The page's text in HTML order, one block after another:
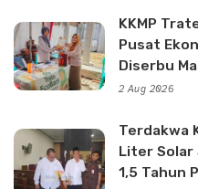
KKMP
Pusat
Diserbu
2 Aug 2026
Terdakwa
Liter
1,5 Tahun